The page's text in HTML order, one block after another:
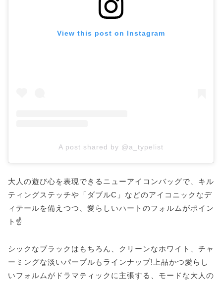
View this post on Instagram
A post shared by @a_typelist
大人の遊び心を表現できるニューアイコンバッグで、キル
ティングステッチや「ダブルC」などのアイコニックなデ
ィテールを備えつつ、愛らしいハートのフォルムがポイン
ト☝️
シックなブラックはもちろん、クリーンなホワイト、チャ
ーミングな淡いパープルもラインナップ!上品かつ愛らし
いフォルムがドラマティックに主張する、モードな大人の